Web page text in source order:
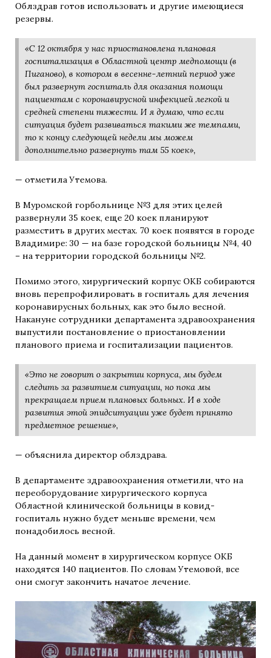
Облздрав готов использовать и другие имеющиеся
резервы.
«С 12 октября у нас приостановлена плановая
госпитализация в Областной центр медпомощи (в
Пиганово), в котором в весенне-летний период уже
был развернут госпиталь для оказания помощи
пациентам с коронавирусной инфекцией легкой и
средней степени тяжести. И я думаю, что если
ситуация будет развиваться такими же темпами,
то к концу следующей недели мы можем
дополнительно развернуть там 55 коек»,
— отметила Утемова.
В Муромской горбольнице №3 для этих целей
развернули 35 коек, еще 20 коек планируют
разместить в других местах. 70 коек появятся в городе
Владимире: 30 — на базе городской больницы №4, 40
– на территории городской больницы №2.
Помимо этого, хирургический корпус ОКБ собираются
вновь перепрофилировать в госпиталь для лечения
коронавирусных больных, как это было весной.
Накануне сотрудники департамента здравоохранения
выпустили постановление о приостановлении
планового приема и госпитализации пациентов.
«Это не говорит о закрытии корпуса, мы будем
следить за развитием ситуации, но пока мы
прекращаем прием плановых больных. И в ходе
развития этой эпидситуации уже будет принято
предметное решение»,
— объяснила директор облздрава.
В департаменте здравоохранения отметили, что на
переоборудование хирургического корпуса
Областной клинической больницы в ковид-
госпиталь нужно будет меньше времени, чем
понадобилось весной.
На данный момент в хирургическом корпусе ОКБ
находятся 140 пациентов. По словам Утемовой, все
они смогут закончить начатое лечение.